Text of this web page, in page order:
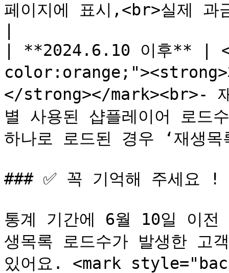
페이지에 표시,<br>실제 과
| **2024.6.10 이후** |
color:orange;"><strong>
</strong></mark><br>- 재
별 사용된 샵플레이어 로드
하나로 로드된 경우 ‘재생
### ✅ 꼭 기억해 주세요 !
통계 기간에 6월 10일 이
생목록 로드수가 발생한 고
있어요. <mark